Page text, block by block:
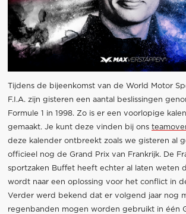
Tijdens de bijeenkomst van de World Motor
F.I.A. zijn gisteren een aantal beslissingen
Formule 1 in 1998. Zo is er een voorlopige
gemaakt. Je kunt deze vinden bij ons
deze kalender ontbreekt zoals we gisteren al
officieel nog de Grand Prix van Frankrijk. De
sportzaken Buffet heeft echter al laten weten
wordt naar een oplossing voor het conflict in
Verder werd bekend dat er volgend jaar nog
regenbanden mogen worden gebruikt in één